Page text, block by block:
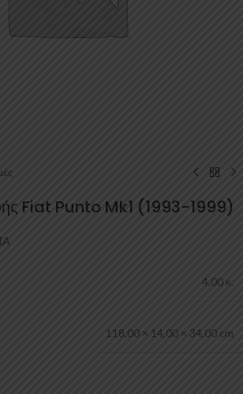
Fiat Punto Mk1 (1993-1999)
4,00 κ.
118,00 × 14,00 × 34,00 cm